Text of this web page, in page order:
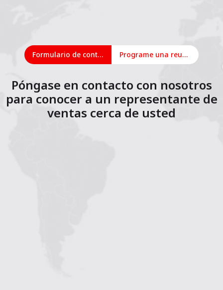
Formulario de contacto Programe una reunión en línea
Póngase en contacto con nosotros
para conocer a un representante de
ventas cerca de usted